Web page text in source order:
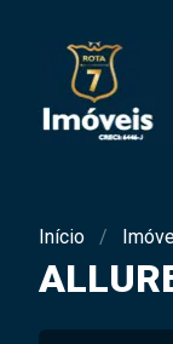
Início